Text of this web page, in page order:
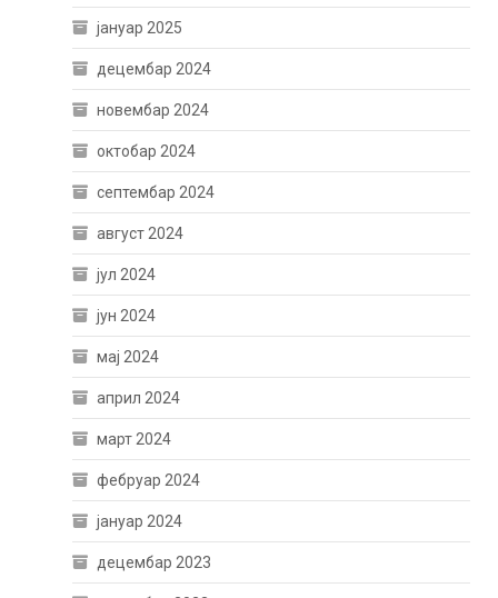
јануар 2025
децембар 2024
новембар 2024
октобар 2024
септембар 2024
август 2024
јул 2024
јун 2024
мај 2024
април 2024
март 2024
фебруар 2024
јануар 2024
децембар 2023